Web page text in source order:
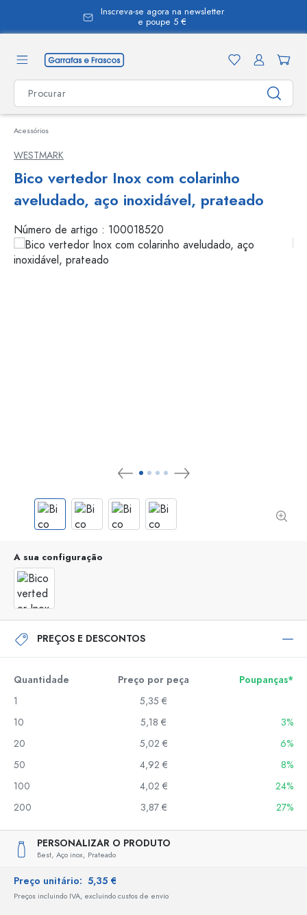
Inscreva-se agora na newsletter
e poupe 5 €
Acessórios
WESTMARK
Bico vertedor Inox com colarinho
aveludado, aço inoxidável, prateado
Número de artigo : 100018520
A sua configuração
PREÇOS E DESCONTOS
Quantidade Preço por peça
Poupanças*
1
5,35 €
10
5,18 €
3%
20
5,02 €
6%
50
4,92 €
8%
100
4,02 €
24%
200
3,87 € 27%
PERSONALIZAR O PRODUTO
Best, Aço inox, Prateado
Preço unitário: 5,35 €
Preços incluindo IVA, excluindo custos de envio